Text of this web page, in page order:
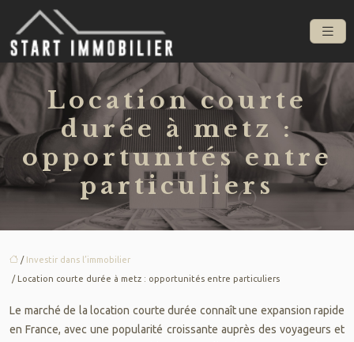
Location courte
durée à metz :
opportunités entre
particuliers
/ Investir dans l’immobilier
/ Location courte durée à metz : opportunités entre particuliers
Le marché de la location courte durée connaît une expansion rapide
en France, avec une popularité croissante auprès des voyageurs et